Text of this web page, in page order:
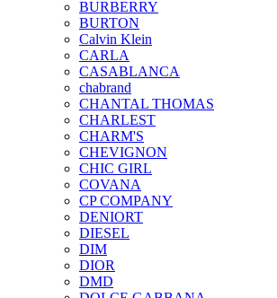
BURBERRY
BURTON
Calvin Klein
CARLA
CASABLANCA
chabrand
CHANTAL THOMAS
CHARLEST
CHARM'S
CHEVIGNON
CHIC GIRL
COVANA
CP COMPANY
DENIORT
DIESEL
DIM
DIOR
DMD